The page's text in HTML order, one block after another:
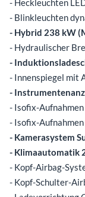
- Heckleuchten
- Blinkleuchten
- Hybrid 238 kW
- Hydraulischer
-
- Innenspiegel mit
-
- Isofix-
- Isofix-
- Kamerasystem
- Klimaautomatik
- Kopf-Airbag-
- Kopf-Schulter-